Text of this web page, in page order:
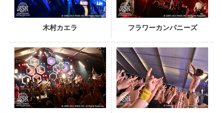
木村カエラ フラワーカンパニーズ
PHOTO